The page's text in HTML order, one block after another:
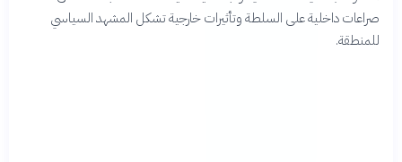
صراعات داخلية على السلطة وتأثيرات خارجية تشكل المشهد السياسي
للمنطقة.